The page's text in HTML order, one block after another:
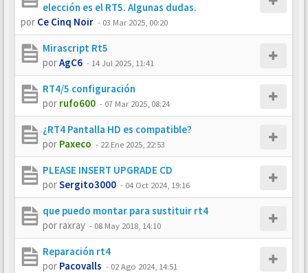
elección es el RT5. Algunas dudas.
por Ce Cinq Noir - 03 Mar 2025, 00:20
Mirascript Rt5
porAgC6 - 14 Jul 2025, 11:41
RT4/5 configuración
por rufo600 - 07 Mar 2025, 08:24
¿RT4 Pantalla HD es compatible?
por Paxeco - 22 Ene 2025, 22:53
PLEASE INSERT UPGRADE CD
porSergito3000 - 04 Oct 2024, 19:16
que puedo montar para sustituir rt4
porraxray - 08 May 2018, 14:10
Reparación rt4
por Pacovalls - 02 Ago 2024, 14:51